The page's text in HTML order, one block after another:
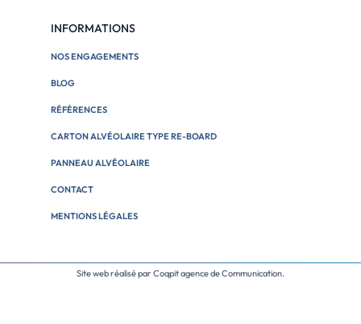
INFORMATIONS
NOS ENGAGEMENTS
BLOG
RÉFÉRENCES
CARTON ALVÉOLAIRE TYPE RE-BOARD
PANNEAU ALVÉOLAIRE
CONTACT
MENTIONS LÉGALES
Site web réalisé parCoqpit agence de Communication.